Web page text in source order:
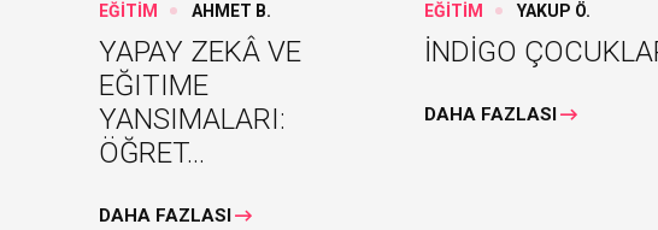
EĞİTİM AHMET B.
YAPAY ZEKÂ VE
EĞITIME
YANSIMALARI:
ÖĞRET...
DAHA FAZLASI
EĞİTİM YAKUP Ö.
İNDİGO
DAHA FAZLASI
BANKACILIK KRİZİ
ENERJİ